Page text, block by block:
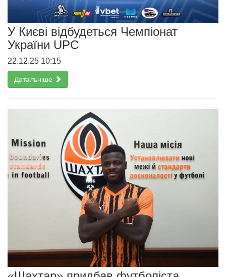
У Києві відбудеться Чемпіонат
України UPC
22.12.25 10:15
Детальніше